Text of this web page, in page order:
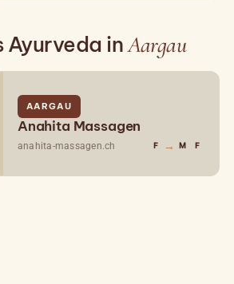
Ayurveda inAargau
AARGAU
Anahita Massagen
anahita-massagen.ch F → M F